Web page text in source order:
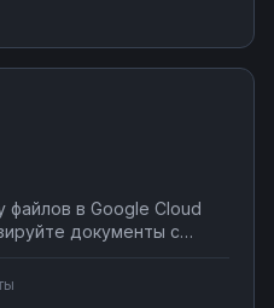
обмен данными без
Nodul.
файлов в Google Cloud
документы с
в мессенджеры.
хранилища без